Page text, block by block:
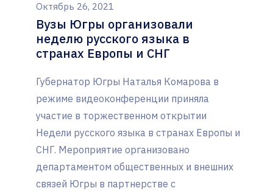
Октябрь 26, 2021
Вузы Югры организовали
неделю русского языка в
странах Европы и СНГ
Губернатор Югры Наталья Комарова в
режиме видеоконференции приняла
участие в торжественном открытии
Недели русского языка в странах Европы и
СНГ. Мероприятие организовано
департаментом общественных и внешних
связей Югры в партнерстве с